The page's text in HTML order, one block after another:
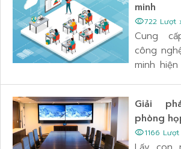
minh
visibility722 Lượt
Cung
công
minh
Trường
trong
Giải
phòng
visibility1166